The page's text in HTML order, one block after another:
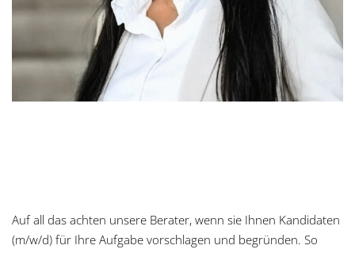
Auf all das achten unsere Berater, wenn sie Ihnen Kandidaten
(m/w/d) für Ihre Aufgabe vorschlagen und begründen. So